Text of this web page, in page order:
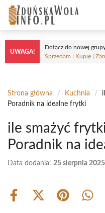
Przejdź
treści
UWAGA!
Dołącz do nowej
Sprzedam | Kupię |
Strona główna / Kuchnia /
Poradnik na idealne frytki
ile smażyć
Poradnik na
Data dodania: 25 sierpnia 2025
Share
Share Share